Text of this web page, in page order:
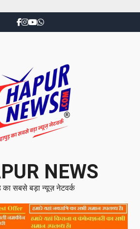
NEWS
का सबसे बड़ा न्यूज़ नेटवर्क